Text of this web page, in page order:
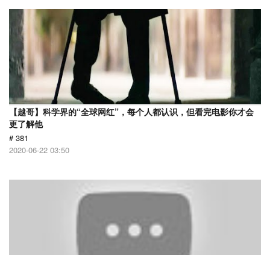
【越哥】科学界的“全球网红”，每个人都认识，但看完电影你才会
更了解他
# 381
2020-06-22 03:50